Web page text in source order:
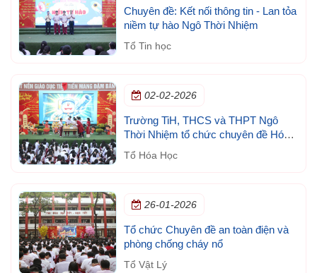
Chuyên đề: Kết nối thông tin - Lan tỏa
niềm tự hào Ngô Thời Nhiệm
Tổ Tin học
02-02-2026
Trường TiH, THCS và THPT Ngô
Thời Nhiệm tổ chức chuyên đề Hóa
học trong đời sống
Tổ Hóa Học
26-01-2026
Tổ chức Chuyên đề an toàn điện và
phòng chống cháy nổ
Tổ Vật Lý